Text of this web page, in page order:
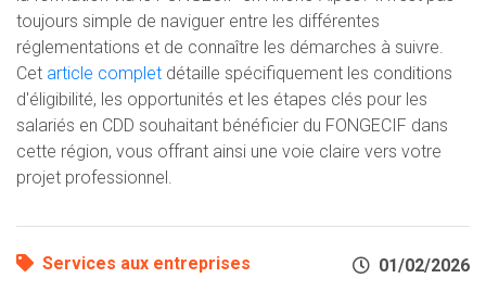
toujours simple de naviguer entre les différentes
réglementations et de connaître les démarches à suivre.
Cet article complet détaille spécifiquement les conditions
d'éligibilité, les opportunités et les étapes clés pour les
salariés en CDD souhaitant bénéficier du FONGECIF dans
cette région, vous offrant ainsi une voie claire vers votre
projet professionnel.
Services aux entreprises 01/02/2026